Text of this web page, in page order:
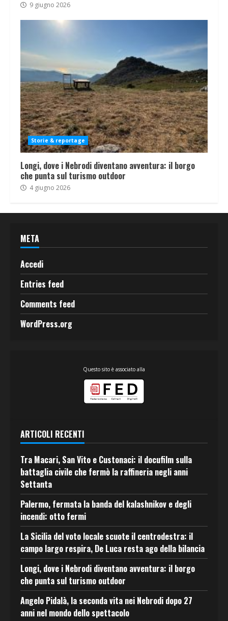
9 giugno 2026
Storie & reportage
Longi, dove i Nebrodi diventano avventura: il borgo
che punta sul turismo outdoor
4 giugno 2026
META
Accedi
Entries feed
Comments feed
WordPress.org
Questo sito è associato alla
ARTICOLI RECENTI
Tra Macari, San Vito e Custonaci: il docufilm sulla
battaglia civile che fermò la raffineria negli anni
Settanta
Palermo, fermata la banda del kalashnikov e degli
incendi: otto fermi
La Sicilia del voto locale scuote il centrodestra: il
campo largo respira, De Luca resta ago della bilancia
Longi, dove i Nebrodi diventano avventura: il borgo
che punta sul turismo outdoor
Angelo Pidalà, la seconda vita nei Nebrodi dopo 27
anni nel mondo dello spettacolo